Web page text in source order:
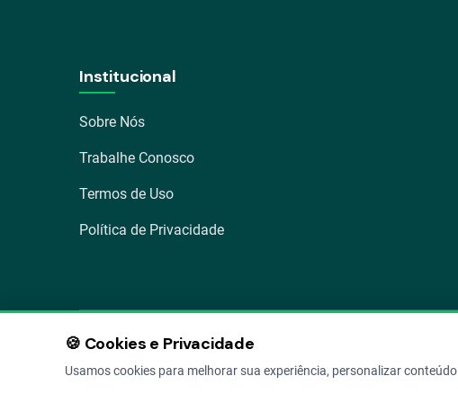
Institucional
Sobre Nós
Trabalhe Conosco
Termos de Uso
Política de Privacidade
🍪 Cookies e Privacidade
Usamos cookies para melhorar sua experiência, personalizar